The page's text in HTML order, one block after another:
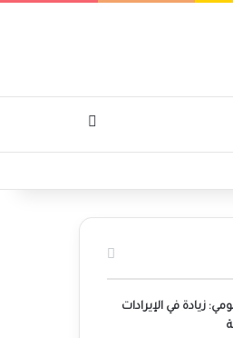
زيادة في الإيرادات